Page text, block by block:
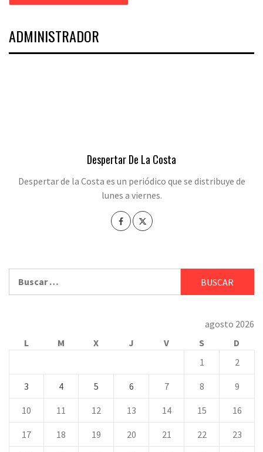
ADMINISTRADOR
Despertar De La Costa
Despertar de la Costa es un periódico que se distribuye de
lunes a viernes.
agosto 2026
L
M X J V S
D
1
2
3 4 5 6 7 8 9
10 11 12 13 14 15 16
17 18 19 20 21 22 23